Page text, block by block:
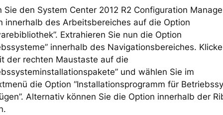
Sie den System Center 2012 R2 Configuration
innerhalb des Arbeitsbereiches auf die Option
Extrahieren Sie nun die Option
innerhalb des Navigationsbereiches.
der rechten Maustaste auf die
und wählen Sie im
die Option “Installationsprogramm für
Alternativ können Sie die Option innerhalb der